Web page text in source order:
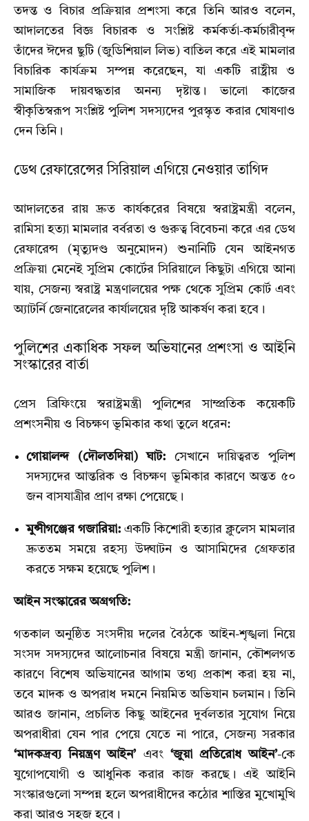
তদন্ত ও বিচার প্রক্রিয়ার প্রশংসা করে তিনি আরও বলেন,
আদালতের বিজ্ঞ বিচারক ও সংশ্লিষ্ট কর্মকর্তা-কর্মচারীবৃন্দ
তাঁদের ঈদের ছুটি (জুডিশিয়াল লিভ) বাতিল করে এই মামলার
বিচারিক কার্যক্রম সম্পন্ন করেছেন, যা একটি রাষ্ট্রীয় ও
সামাজিক দায়বদ্ধতার অনন্য দৃষ্টান্ত। ভালো কাজের
স্বীকৃতিস্বরূপ সংশ্লিষ্ট পুলিশ সদস্যদের পুরস্কৃত করার ঘোষণাও
দেন তিনি।
ডেথ রেফারেন্সের সিরিয়াল এগিয়ে নেওয়ার তাগিদ
আদালতের রায় দ্রুত কার্যকরের বিষয়ে স্বরাষ্ট্রমন্ত্রী বলেন,
রামিসা হত্যা মামলার বর্বরতা ও গুরুত্ব বিবেচনা করে এর ডেথ
রেফারেন্স (মৃত্যুদণ্ড অনুমোদন) শুনানিটি যেন আইনগত
প্রক্রিয়া মেনেই সুপ্রিম কোর্টের সিরিয়ালে কিছুটা এগিয়ে আনা
যায়, সেজন্য স্বরাষ্ট্র মন্ত্রণালয়ের পক্ষ থেকে সুপ্রিম কোর্ট এবং
অ্যাটর্নি জেনারেলের কার্যালয়ের দৃষ্টি আকর্ষণ করা হবে।
পুলিশের একাধিক সফল অভিযানের প্রশংসা ও আইনি
সংস্কারের বার্তা
প্রেস ব্রিফিংয়ে স্বরাষ্ট্রমন্ত্রী পুলিশের সাম্প্রতিক কয়েকটি
প্রশংসনীয় ও বিচক্ষণ ভূমিকার কথা তুলে ধরেন:
গোয়ালন্দ (দৌলতদিয়া) ঘাট: সেখানে দায়িত্বরত পুলিশ
সদস্যদের আন্তরিক ও বিচক্ষণ ভূমিকার কারণে অন্তত ৫০
জন বাসযাত্রীর প্রাণ রক্ষা পেয়েছে।
মুন্সীগঞ্জের গজারিয়া: একটি কিশোরী হত্যার ক্লুলেস মামলার
দ্রুততম সময়ে রহস্য উদ্ঘাটন ও আসামিদের গ্রেফতার
করতে সক্ষম হয়েছে পুলিশ।
আইন সংস্কারের অগ্রগতি:
গতকাল অনুষ্ঠিত সংসদীয় দলের বৈঠকে আইন-শৃঙ্খলা নিয়ে
সংসদ সদস্যদের আলোচনার বিষয়ে মন্ত্রী জানান, কৌশলগত
কারণে বিশেষ অভিযানের আগাম তথ্য প্রকাশ করা হয় না,
তবে মাদক ও অপরাধ দমনে নিয়মিত অভিযান চলমান। তিনি
আরও জানান, প্রচলিত কিছু আইনের দুর্বলতার সুযোগ নিয়ে
অপরাধীরা যেন পার পেয়ে যেতে না পারে, সেজন্য সরকার
‘মাদকদ্রব্য নিয়ন্ত্রণ আইন’ এবং ‘জুয়া প্রতিরোধ আইন’-কে
যুগোপযোগী ও আধুনিক করার কাজ করছে। এই আইনি
সংস্কারগুলো সম্পন্ন হলে অপরাধীদের কঠোর শাস্তির মুখোমুখি
করা আরও সহজ হবে।